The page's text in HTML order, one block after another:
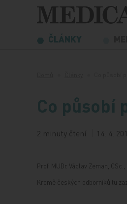
Přeskočit na obsah
ČLÁNKY
Co působí
2 minuty čtení 14. 4.
Prof. MUDr. Václav Zeman,
Kromě českých odborníků tu